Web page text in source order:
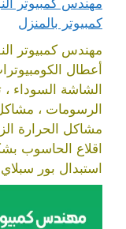
كمبيوتر بالمنزل
مهندس كمبيوتر
أعطال
الشاشة السوداء
الرسومات ،
مشاكل الحرارة
اقلاع الحاسوب
استبدال بور